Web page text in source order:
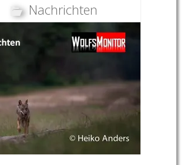
Nachrichten